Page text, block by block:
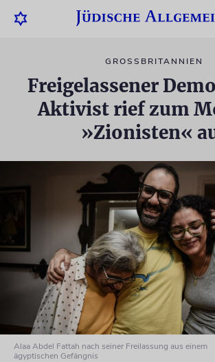
GROSSBRITANNIEN
Freigelassener
Aktivist rief zum
»Zionisten«
Alaa Abdel Fattah nach seiner Freilassung aus einem
ägyptischen Gefängnis